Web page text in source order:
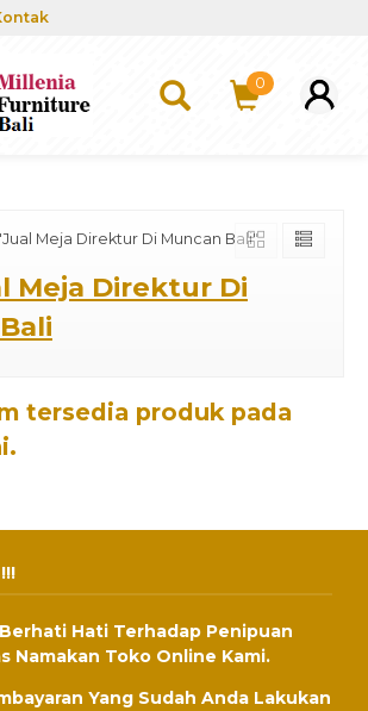
0
Meja Direktur Di Muncan Bali"
Meja Direktur Di
tersedia produk pada
Hati Terhadap Penipuan
Namakan Toko Online Kami.
Yang Sudah Anda Lakukan